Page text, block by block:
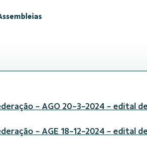
- AGO 20-3-2024 - edital
- AGE 18-12-2024 - edital